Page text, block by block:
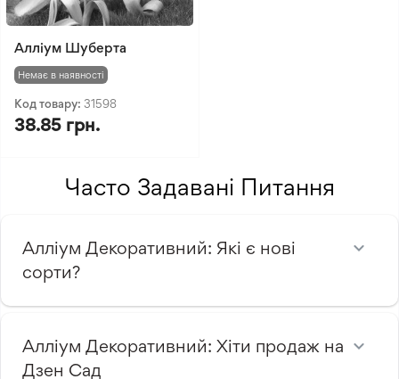
Алліум Шуберта
Немає в наявності
Код товару: 31598
38.85 грн.
Часто Задавані Питання
Алліум Декоративний: Які є нові
сорти?
Алліум Декоративний: Хіти продаж на
Дзен Сад